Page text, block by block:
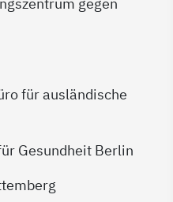
für ausländische
Gesundheit Berlin